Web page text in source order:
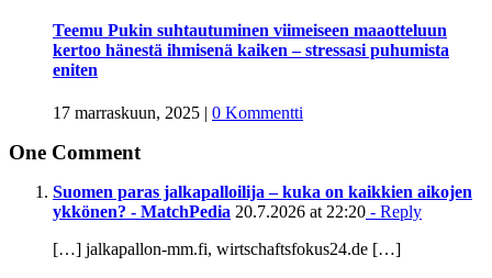
Teemu Pukin suhtautuminen viimeiseen maaotteluun
kertoo hänestä ihmisenä kaiken – stressasi puhumista
eniten
17 marraskuun, 2025 | 0 Kommentti
One Comment
Suomen paras jalkapalloilija – kuka on kaikkien aikojen
ykkönen? - MatchPedia 20.7.2026 at 22:20 - Reply
[…] jalkapallon-mm.fi, wirtschaftsfokus24.de […]